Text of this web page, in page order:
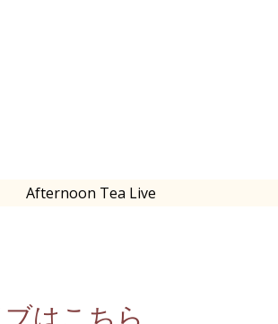
Afternoon Tea Live
はこちら